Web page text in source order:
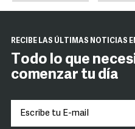
RECIBE LAS ÚLTIMAS NOTICIAS
Todo lo que
comenzar tu día